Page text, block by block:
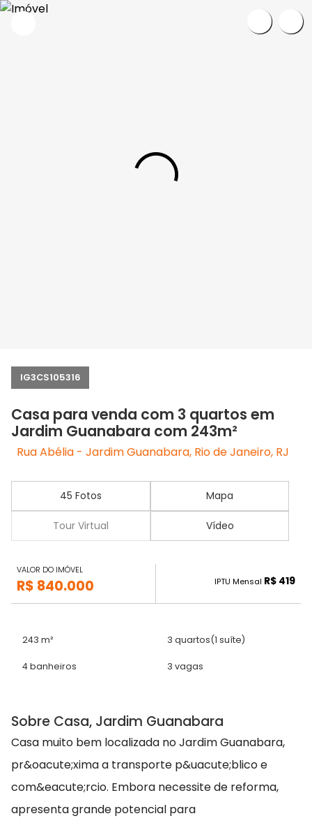
IG3CS105316
Casa para venda com 3 quartos em
Jardim Guanabara com 243m²
Rua Abélia - Jardim Guanabara, Rio de Janeiro, RJ
45 Fotos Mapa
Tour Virtual Vídeo
VALOR DO IMÓVEL
R$ 840.000 IPTU Mensal R$ 419
243 m² 3 quartos(1 suíte)
4 banheiros 3 vagas
Sobre Casa, Jardim Guanabara
Casa muito bem localizada no Jardim Guanabara,
pr&oacute;xima a transporte p&uacute;blico e
com&eacute;rcio. Embora necessite de reforma,
apresenta grande potencial para